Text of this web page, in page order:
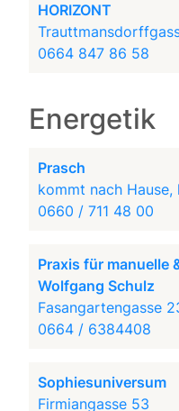
HORIZONT
0664 847 86 58
Energetik
Prasch
kommt nach Hause,
0660 / 711 48 00
Praxis für manuelle
Wolfgang Schulz
Fasangartengasse
0664 / 6384408
Sophiesuniversum
Firmiangasse 53